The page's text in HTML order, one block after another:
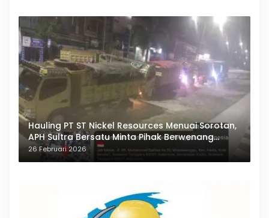
Hauling PT ST Nickel Resources Menuai Sorotan,
APH Sultra Bersatu Minta Pihak Berwenang
Bertindak
26 Februari 2026